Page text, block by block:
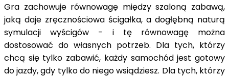
Gra zachowuje równowagę między szaloną zabawą,
jaką daje zręcznościowa ścigałka, a dogłębną naturą
symulacji wyścigów - i tę równowagę można
dostosować do własnych potrzeb. Dla tych, którzy
chcą się tylko zabawić, każdy samochód jest gotowy
do jazdy, gdy tylko do niego wsiądziesz. Dla tych, którzy